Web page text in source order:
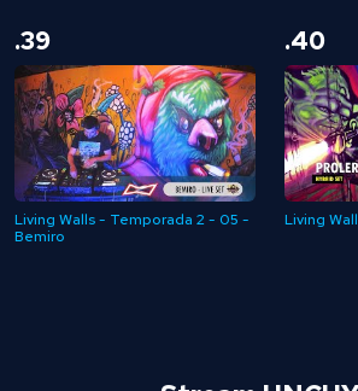
.39
Living Walls - Temporada 2 - 05 -
Bemiro
.40
Living